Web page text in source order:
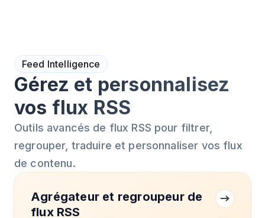
Feed Intelligence
Gérez et personnalisez
vos flux RSS
Outils avancés de flux RSS pour filtrer,
regrouper, traduire et personnaliser vos flux
de contenu.
Agrégateur et regroupeur de
flux RSS